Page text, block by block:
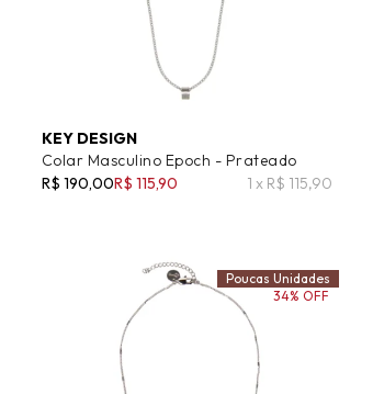
KEY DESIGN
Colar Masculino Epoch - Prateado
R$ 190,00R$ 115,90 1 x R$ 115,90
Poucas Unidades
34% OFF